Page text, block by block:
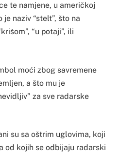
te namjene, u američkoj
naziv “stelt”, što na
“u potaji”, ili
moći zbog savremene
a što mu je
za sve radarske
su sa oštrim uglovima, koji
od kojih se odbijaju radarski